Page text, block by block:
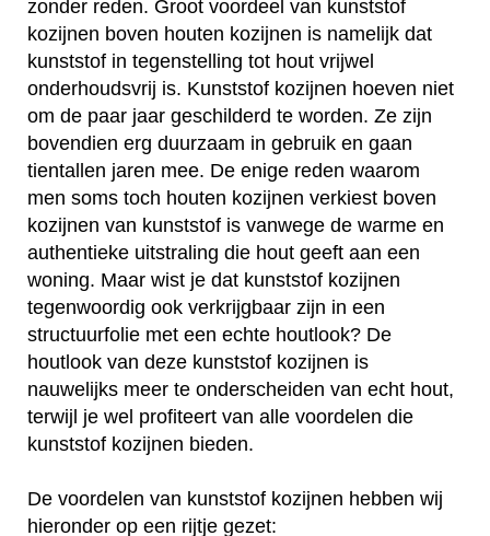
zonder reden. Groot voordeel van kunststof
kozijnen boven houten kozijnen is namelijk dat
kunststof in tegenstelling tot hout vrijwel
onderhoudsvrij is. Kunststof kozijnen hoeven niet
om de paar jaar geschilderd te worden. Ze zijn
bovendien erg duurzaam in gebruik en gaan
tientallen jaren mee. De enige reden waarom
men soms toch houten kozijnen verkiest boven
kozijnen van kunststof is vanwege de warme en
authentieke uitstraling die hout geeft aan een
woning. Maar wist je dat kunststof kozijnen
tegenwoordig ook verkrijgbaar zijn in een
structuurfolie met een echte houtlook? De
houtlook van deze kunststof kozijnen is
nauwelijks meer te onderscheiden van echt hout,
terwijl je wel profiteert van alle voordelen die
kunststof kozijnen bieden.
De voordelen van kunststof kozijnen hebben wij
hieronder op een rijtje gezet: